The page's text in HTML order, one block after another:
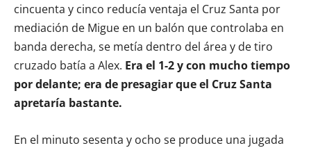
cincuenta y cinco reducía ventaja el Cruz Santa por
mediación de Migue en un balón que controlaba en
banda derecha, se metía dentro del área y de tiro
cruzado batía a Alex. Era el 1-2 y con mucho tiempo
por delante; era de presagiar que el Cruz Santa
apretaría bastante.
En el minuto sesenta y ocho se produce una jugada